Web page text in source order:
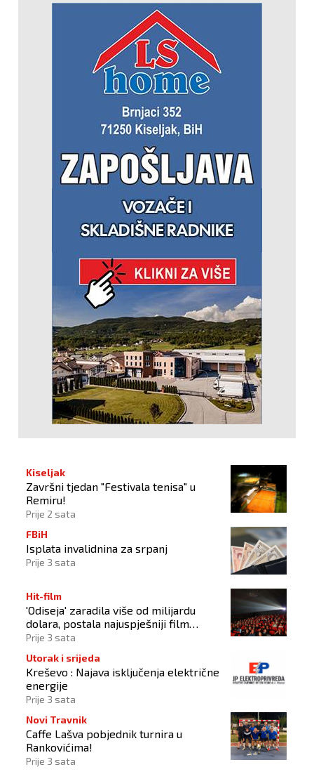
Kiseljak
Završni tjedan "Festivala tenisa" u
Remiru!
Prije 2 sata
FBiH
Isplata invalidnina za srpanj
Prije 3 sata
Hit-film
'Odiseja' zaradila više od milijardu
dolara, postala najuspješniji film
Christophera Nolana
Prije 3 sata
Utorak i srijeda
Kreševo : Najava isključenja električne
energije
Prije 3 sata
Novi Travnik
Caffe Lašva pobjednik turnira u
Rankovićima!
Prije 3 sata